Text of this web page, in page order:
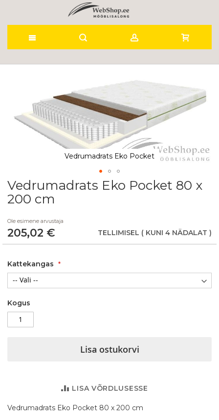
Vedrumadrats Eko Pocket
Skip
to
the
of
the
images
Vedrumadrats Eko Pocket 80 x
200 cm
Ole esimene arvustaja
205,02 € TELLIMISEL ( KUNI 4 NÄDALAT )
Kattekangas
Kogus
Lisa ostukorvi
LISA VÕRDLUSESSE
Vedrumadrats Eko Pocket 80 x 200 cm